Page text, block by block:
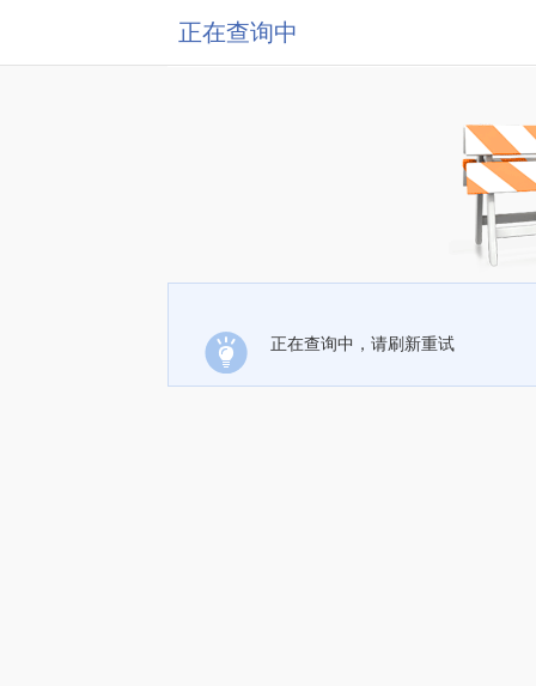
正在查询中
正在查询中，请刷新重试